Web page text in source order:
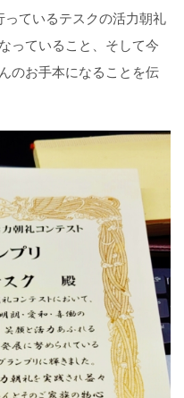
っているテスクの活力朝礼
っていること、そして今
のお手本になることを伝